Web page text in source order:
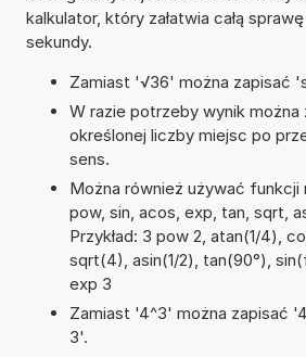
kalkulator, który załatwia całą
sekundy.
Zamiast '√36' można zapisać
W razie potrzeby wynik można
określonej liczby miejsc po
sens.
Można również używać
pow, sin, acos, exp, tan, sqrt,
Przykład: 3 pow 2, atan(1/4),
sqrt(4), asin(1/2), tan(90°),
exp 3
Zamiast '4^3' można zapisać
3'.